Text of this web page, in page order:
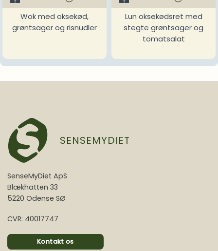
Wok med oksekød,
grøntsager og risnudler
Lun oksekødsret med
stegte grøntsager og
tomatsalat
SENSEMYDIET
SenseMyDiet ApS
Blækhatten 33
5220 Odense SØ
CVR: 40017747
Kontakt os